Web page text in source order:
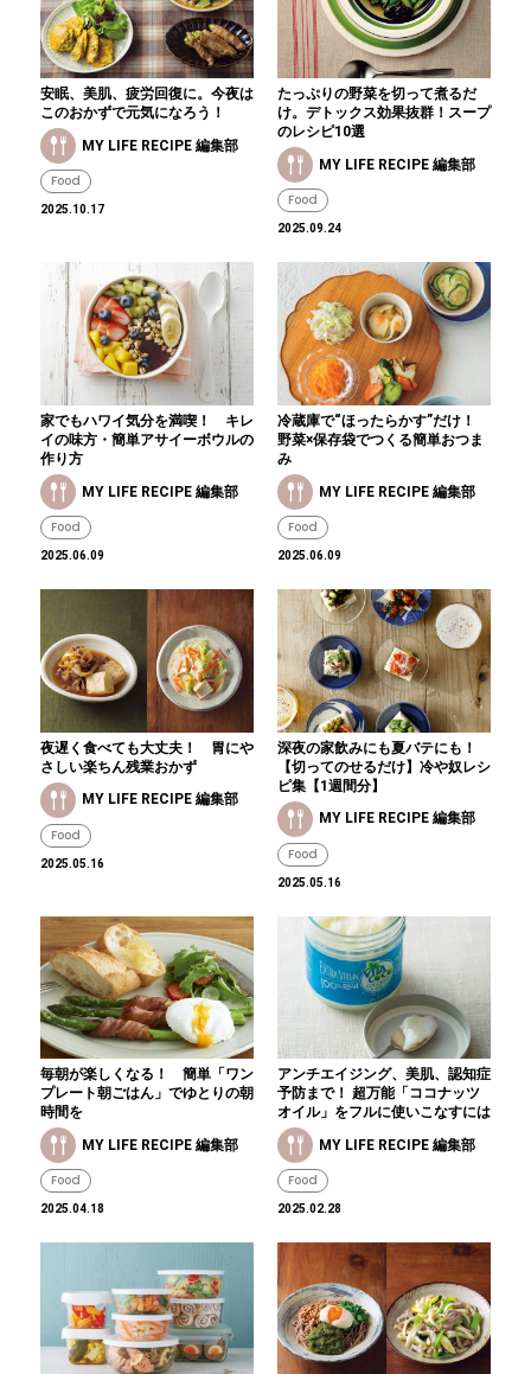
安眠、美肌、疲労回復に。今夜は
このおかずで元気になろう！
MY LIFE RECIPE 編集部
Food
2025.10.17
たっぷりの野菜を切って煮るだ
け。デトックス効果抜群！スープ
のレシピ10選
MY LIFE RECIPE 編集部
Food
2025.09.24
家でもハワイ気分を満喫！ キレ
イの味方・簡単アサイーボウルの
作り方
MY LIFE RECIPE 編集部
Food
2025.06.09
冷蔵庫で“ほったらかす”だけ！
野菜×保存袋でつくる簡単おつま
み
MY LIFE RECIPE 編集部
Food
2025.06.09
夜遅く食べても大丈夫！ 胃にや
さしい楽ちん残業おかず
MY LIFE RECIPE 編集部
Food
2025.05.16
深夜の家飲みにも夏バテにも！
【切ってのせるだけ】冷や奴レシ
ピ集【1週間分】
MY LIFE RECIPE 編集部
Food
2025.05.16
毎朝が楽しくなる！ 簡単「ワン
プレート朝ごはん」でゆとりの朝
時間を
MY LIFE RECIPE 編集部
Food
2025.04.18
アンチエイジング、美肌、認知症
予防まで！ 超万能「ココナッツ
オイル」をフルに使いこなすには
MY LIFE RECIPE 編集部
Food
2025.02.28